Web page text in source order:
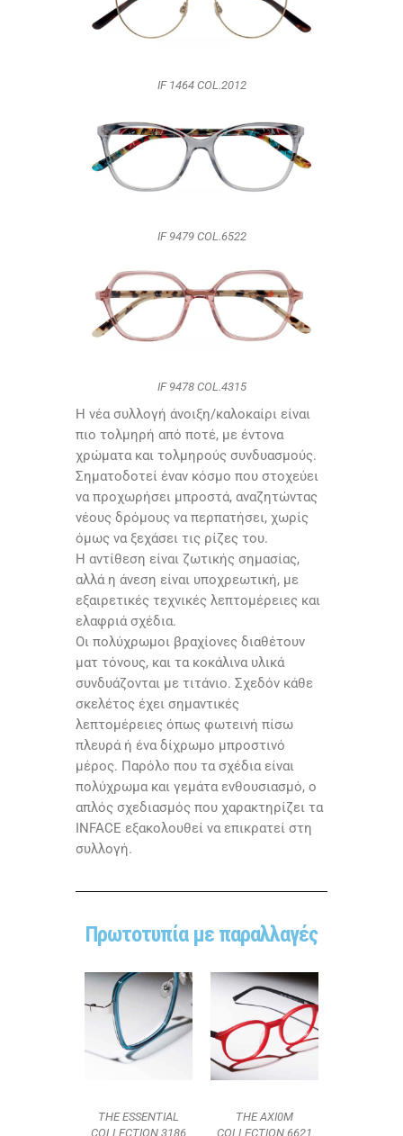
IF 1464 COL.2012
IF 9479 COL.6522
IF 9478 COL.4315
Η νέα συλλογή άνοιξη/καλοκαίρι είναι
πιο τολμηρή από ποτέ, με έντονα
χρώματα και τολμηρούς συνδυασμούς.
Σηματοδοτεί έναν κόσμο που στοχεύει
να προχωρήσει μπροστά, αναζητώντας
νέους δρόμους να περπατήσει, χωρίς
όμως να ξεχάσει τις ρίζες του.
Η αντίθεση είναι ζωτικής σημασίας,
αλλά η άνεση είναι υποχρεωτική, με
εξαιρετικές τεχνικές λεπτομέρειες και
ελαφριά σχέδια.
Οι πολύχρωμοι βραχίονες διαθέτουν
ματ τόνους, και τα κοκάλινα υλικά
συνδυάζονται με τιτάνιο. Σχεδόν κάθε
σκελέτος έχει σημαντικές
λεπτομέρειες όπως φωτεινή πίσω
πλευρά ή ένα δίχρωμο μπροστινό
μέρος. Παρόλο που τα σχέδια είναι
πολύχρωμα και γεμάτα ενθουσιασμό, ο
απλός σχεδιασμός που χαρακτηρίζει τα
INFACE εξακολουθεί να επικρατεί στη
συλλογή.
Πρωτοτυπία με παραλλαγές
THE ESSENTIAL
COLLECTION 3186
THE AXI0M
COLLECTION 6621